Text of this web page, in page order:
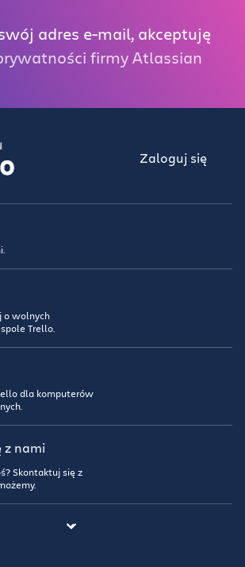
adres e-mail, akceptuję
firmy Atlassian
Zaloguj się
o wolnych
Trello.
dla komputerów
z nami
Skontaktuj się z